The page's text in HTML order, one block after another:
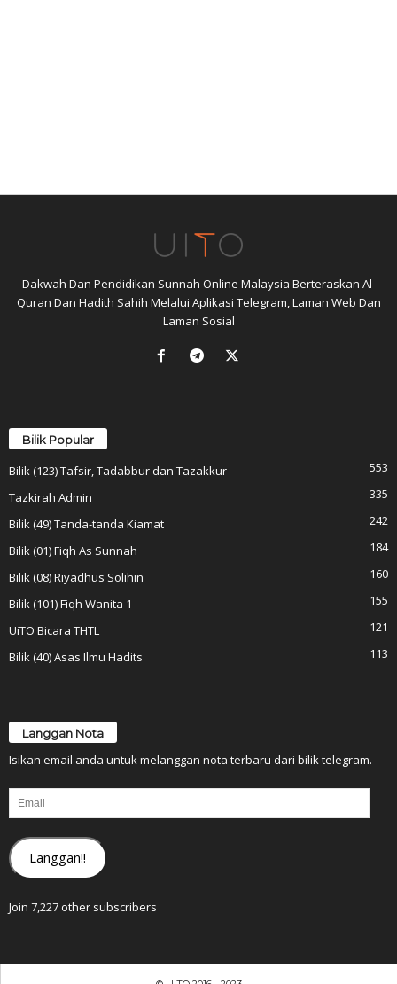
Dakwah Dan Pendidikan Sunnah Online Malaysia Berteraskan Al-
Quran Dan Hadith Sahih Melalui Aplikasi Telegram, Laman Web Dan
Laman Sosial
Bilik Popular
Bilik (123) Tafsir, Tadabbur dan Tazakkur
553
Tazkirah Admin
335
Bilik (49) Tanda-tanda Kiamat
242
Bilik (01) Fiqh As Sunnah
184
Bilik (08) Riyadhus Solihin
160
Bilik (101) Fiqh Wanita 1
155
UiTO Bicara THTL
121
Bilik (40) Asas Ilmu Hadits
113
Langgan Nota
Isikan email anda untuk melanggan nota terbaru dari bilik telegram.
Email
Langgan!!
Join 7,227 other subscribers